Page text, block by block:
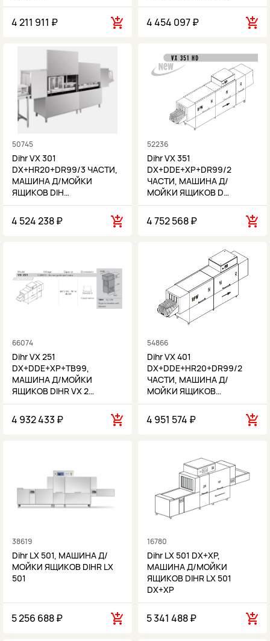
4 211 911 ₽ 4 454 097 ₽
50745
Dihr VX 301
DX+HR20+DR99/3 ЧАСТИ,
МАШИНА Д/МОЙКИ
ЯЩИКОВ DIH…
4 524 238 ₽
52236
Dihr VX 351
DX+DDE+XP+DR99/2
ЧАСТИ, МАШИНА Д/
МОЙКИ ЯЩИКОВ D…
4 752 568 ₽
66074
Dihr VX 251
DX+DDE+XP+TB99,
МАШИНА Д/МОЙКИ
ЯЩИКОВ DIHR VX 2…
4 932 433 ₽
54866
Dihr VX 401
DX+DDE+HR20+DR99/2
ЧАСТИ, МАШИНА Д/
МОЙКИ ЯЩИКОВ…
4 951 574 ₽
38619
Dihr LX 501, МАШИНА Д/
МОЙКИ ЯЩИКОВ DIHR LX
501
5 256 688 ₽
16780
Dihr LX 501 DX+XP,
МАШИНА Д/МОЙКИ
ЯЩИКОВ DIHR LX 501
DX+XP
5 341 488 ₽